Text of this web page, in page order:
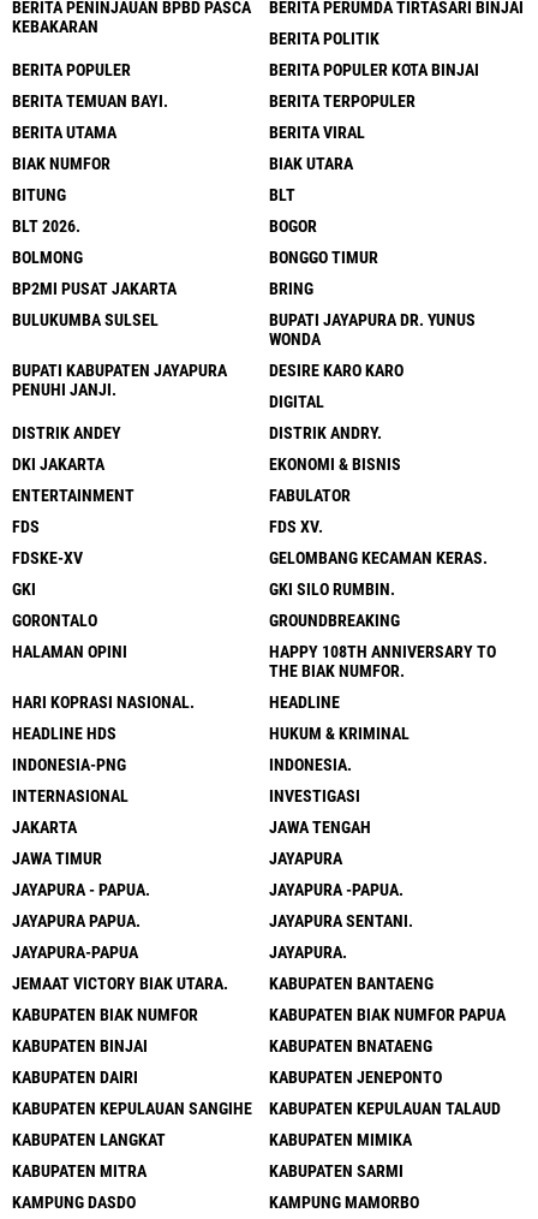
BERITA PENINJAUAN BPBD PASCA
KEBAKARAN
BERITA PERUMDA TIRTASARI BINJAI
BERITA POLITIK
BERITA POPULER
BERITA POPULER KOTA BINJAI
BERITA TEMUAN BAYI.
BERITA TERPOPULER
BERITA UTAMA
BERITA VIRAL
BIAK NUMFOR
BIAK UTARA
BITUNG
BLT
BLT 2026.
BOGOR
BOLMONG
BONGGO TIMUR
BP2MI PUSAT JAKARTA
BRING
BULUKUMBA SULSEL
BUPATI JAYAPURA DR. YUNUS
WONDA
BUPATI KABUPATEN JAYAPURA
PENUHI JANJI.
DESIRE KARO KARO
DIGITAL
DISTRIK ANDEY
DISTRIK ANDRY.
DKI JAKARTA
EKONOMI & BISNIS
ENTERTAINMENT
FABULATOR
FDS
FDS XV.
FDSKE-XV
GELOMBANG KECAMAN KERAS.
GKI
GKI SILO RUMBIN.
GORONTALO
GROUNDBREAKING
HALAMAN OPINI
HAPPY 108TH ANNIVERSARY TO
THE BIAK NUMFOR.
HARI KOPRASI NASIONAL.
HEADLINE
HEADLINE HDS
HUKUM & KRIMINAL
INDONESIA-PNG
INDONESIA.
INTERNASIONAL
INVESTIGASI
JAKARTA
JAWA TENGAH
JAWA TIMUR
JAYAPURA
JAYAPURA - PAPUA.
JAYAPURA -PAPUA.
JAYAPURA PAPUA.
JAYAPURA SENTANI.
JAYAPURA-PAPUA
JAYAPURA.
JEMAAT VICTORY BIAK UTARA.
KABUPATEN BANTAENG
KABUPATEN BIAK NUMFOR
KABUPATEN BIAK NUMFOR PAPUA
KABUPATEN BINJAI
KABUPATEN BNATAENG
KABUPATEN DAIRI
KABUPATEN JENEPONTO
KABUPATEN KEPULAUAN SANGIHE
KABUPATEN KEPULAUAN TALAUD
KABUPATEN LANGKAT
KABUPATEN MIMIKA
KABUPATEN MITRA
KABUPATEN SARMI
KAMPUNG DASDO
KAMPUNG MAMORBO